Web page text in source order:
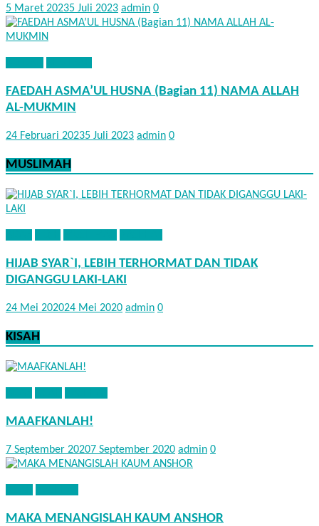
5 Maret 20235 Juli 2023 admin 0
FAEDAH ASMA’UL HUSNA (Bagian 11) NAMA ALLAH
AL-MUKMIN
24 Februari 20235 Juli 2023 admin 0
MUSLIMAH
HIJAB SYAR`I, LEBIH TERHORMAT DAN TIDAK
DIGANGGU LAKI-LAKI
24 Mei 202024 Mei 2020 admin 0
KISAH
MAAFKANLAH!
7 September 20207 September 2020 admin 0
MAKA MENANGISLAH KAUM ANSHOR